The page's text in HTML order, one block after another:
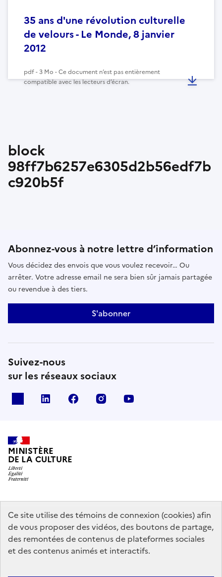
Ce site utilise des témoins de connexion (cookies) afin
de vous proposer des vidéos, des boutons de partage,
des remontées de contenus de plateformes sociales
et des contenus animés et interactifs.
35 ans d'une révolution culturelle
de velours - Le Monde, 8 janvier
2012
pdf - 3 Mo - Ce document n’est pas entièrement
compatible avec les lecteurs d’écran.
block
98ff7b6257e6305d2b56edf7b
c920b5f
Abonnez-vous à notre lettre d’information
Vous décidez des envois que vous voulez recevoir… Ou
arrêter. Votre adresse email ne sera bien sûr jamais partagée
ou revendue à des tiers.
S'abonner
Suivez-nous
sur les réseaux sociaux
linkedin facebook instagram
MINISTÈRE
DE LA CULTURE
data.gouv.fr legifrance.gouv.fr
info.gouv.fr
service-public.gouv.fr